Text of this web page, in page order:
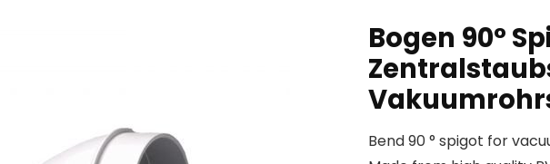
Bogen 90°
Bend 90 ° spigot for